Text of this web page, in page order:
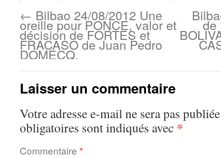
← Bilbao 24/08/2012 Une
oreille pour PONCE, valor et
décision de FORTES et
FRACASO de Juan Pedro
DOMECQ.
de
Laisser un commentaire
Votre adresse e-mail ne sera pas
obligatoires sont indiqués avec *
Commentaire *